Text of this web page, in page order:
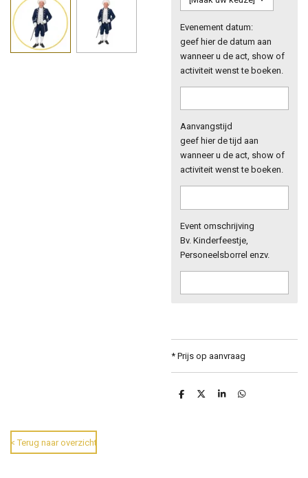
Evenement datum:
geef hier de datum aan
wanneer u de act, show of
activiteit wenst te boeken.
Aanvangstijd
geef hier de tijd aan
wanneer u de act, show of
activiteit wenst te boeken.
Event omschrijving
Bv. Kinderfeestje,
Personeelsborrel enzv.
* Prijs op aanvraag
D
D
S
D
< Terug naar overzicht